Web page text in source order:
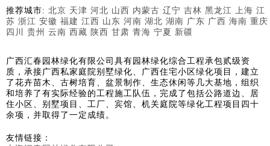
推荐城市: 北京 天津 河北 山西 内蒙古 辽宁 吉林 黑龙江 上海 江
苏 浙江 安徽 福建 江西 山东 河南 湖北 湖南 广东 广西 海南 重庆
四川
贵州 云南 西藏 陕西 甘肃 青海 宁夏 新疆
广西汇春园林绿化有限公司具有园林绿化综合工程承包贰级资
质，承接广西私家庭院别墅绿化、广西住宅小区绿化项目，建立
了花卉苗木、古树培育、盆景制作、生态休闲等几大基地，组织
和培养了有实际经验的工程施工队伍，完成了包括公路道边、居
住小区、别墅项目、工厂、宾馆、机关庭院等绿化工程项目四十
余项，并取得了一定成绩。
友情链接：